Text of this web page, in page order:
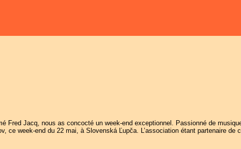
Fred Jacq, nous as concocté un week-end exceptionnel. Passionné de
ce week-end du 22 mai, à Slovenská Ľupča. L’association étant partenaire de